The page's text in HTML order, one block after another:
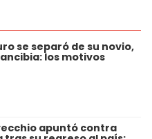
se separó de su novio,
los motivos
apuntó contra